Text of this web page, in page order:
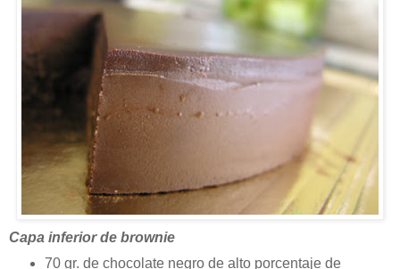
Capa inferior de brownie
70 gr. de chocolate negro de alto porcentaje de